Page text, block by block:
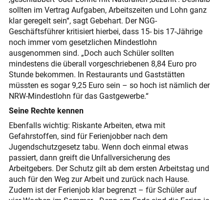
sollten im Vertrag Aufgaben, Arbeitszeiten und Lohn ganz
klar geregelt sein“, sagt Gebehart. Der NGG-
Geschäftsführer kritisiert hierbei, dass 15- bis 17-Jährige
noch immer vom gesetzlichen Mindestlohn
ausgenommen sind. „Doch auch Schüler sollten
mindestens die überall vorgeschriebenen 8,84 Euro pro
Stunde bekommen. In Restaurants und Gaststätten
müssten es sogar 9,25 Euro sein – so hoch ist nämlich der
NRW-Mindestlohn für das Gastgewerbe.“
Seine Rechte kennen
Ebenfalls wichtig: Riskante Arbeiten, etwa mit
Gefahrstoffen, sind für Ferienjobber nach dem
Jugendschutzgesetz tabu. Wenn doch einmal etwas
passiert, dann greift die Unfallversicherung des
Arbeitgebers. Der Schutz gilt ab dem ersten Arbeitstag und
auch für den Weg zur Arbeit und zurück nach Hause.
Zudem ist der Ferienjob klar begrenzt – für Schüler auf